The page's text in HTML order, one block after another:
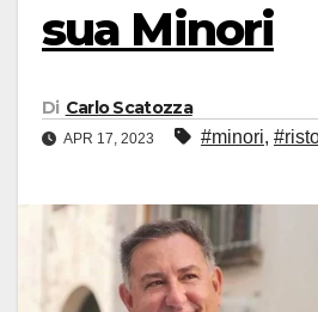
sua Minori
Di Carlo Scatozza
APR 17, 2023 #minori,